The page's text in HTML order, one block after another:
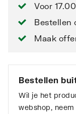
Voor
Bestellen
Maak
Bestellen
Wil je het
webshop,